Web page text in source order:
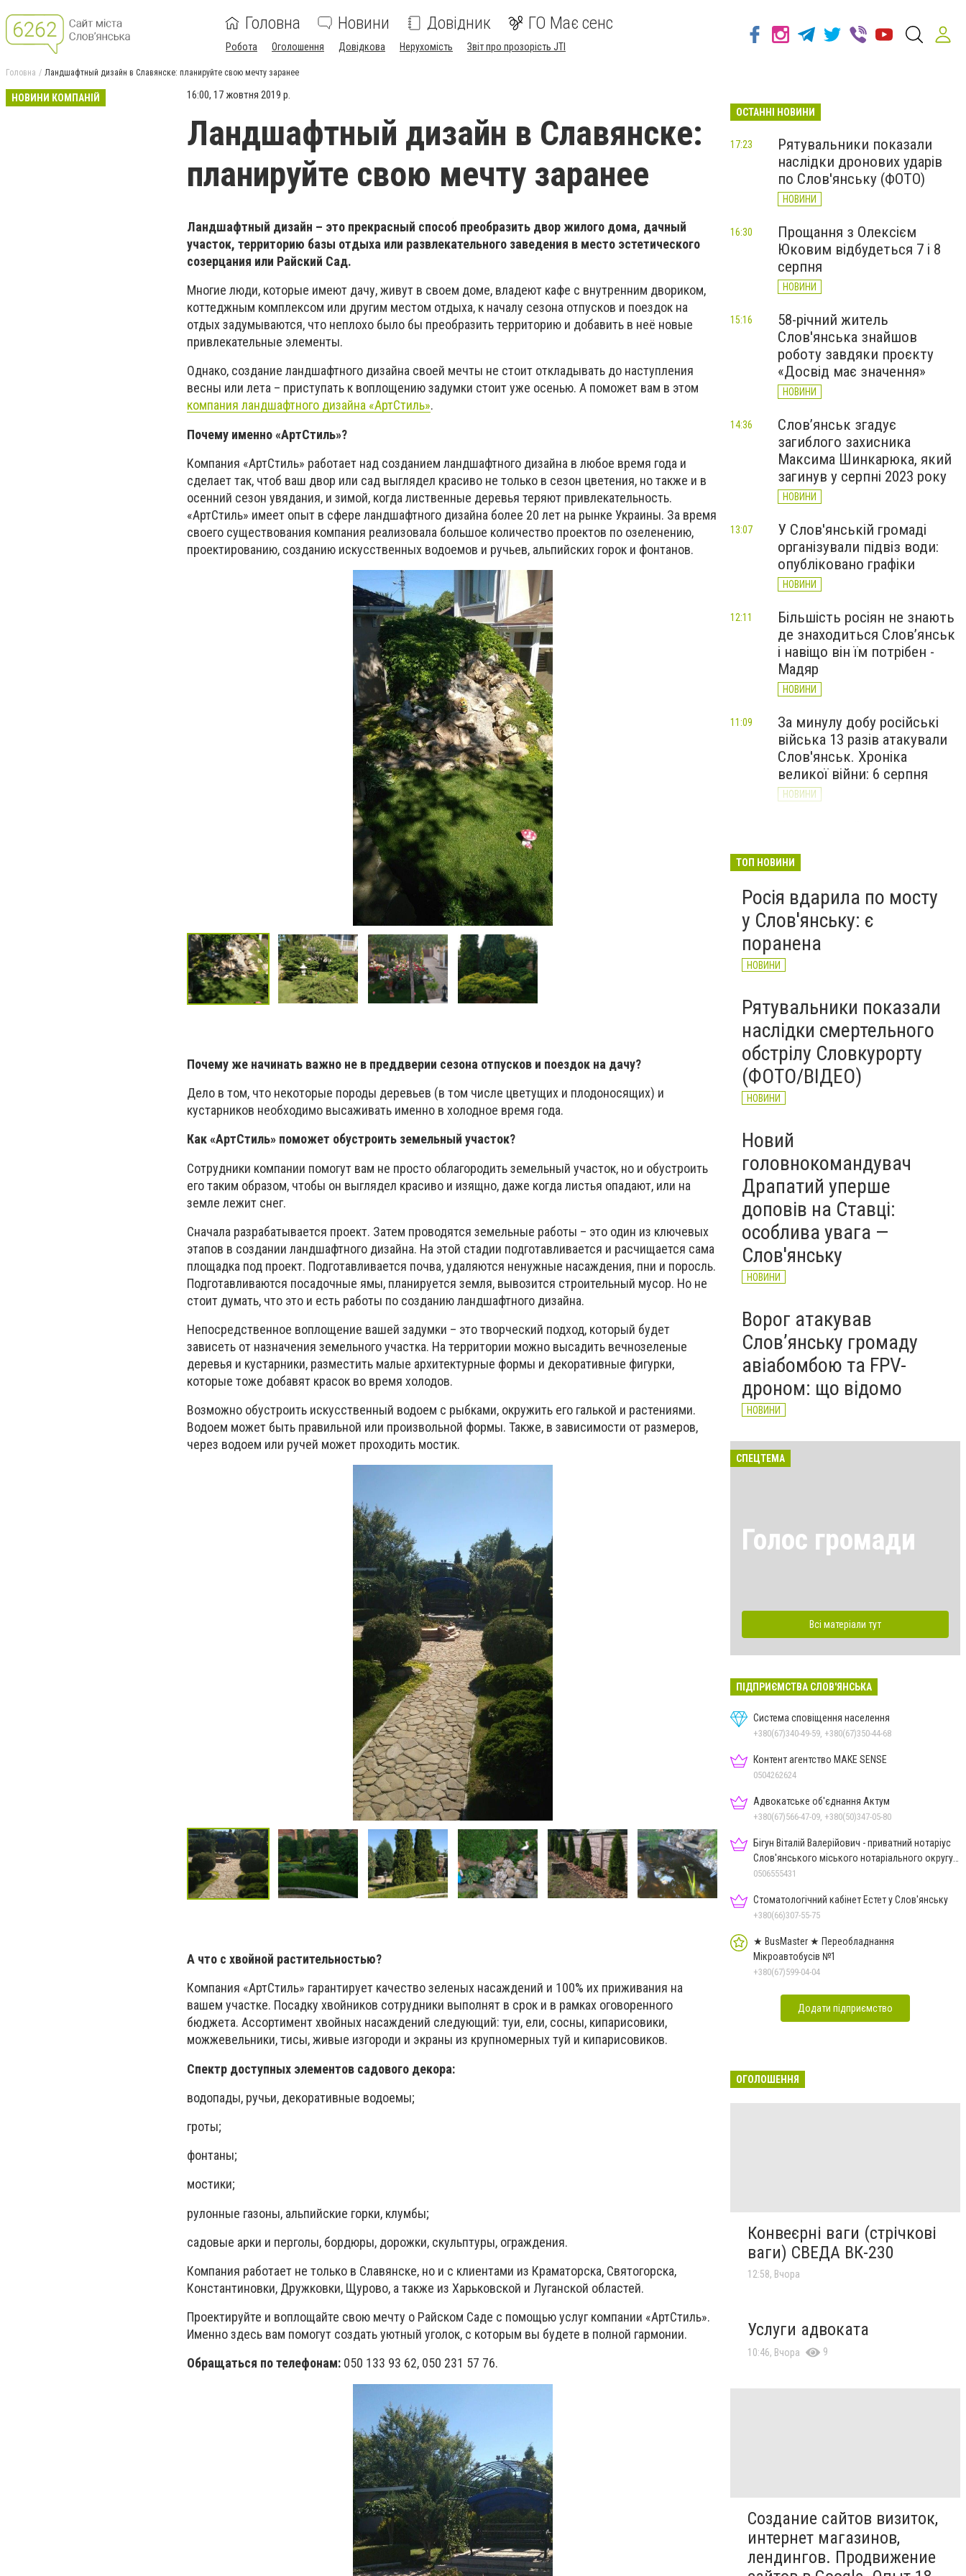
Головна Новини Довідник ГО Має сенс
Робота Оголошення Довідкова Нерухомість Звіт про прозорість JTI
Головна Ландшафтный дизайн в Славянске: планируйте свою мечту заранее
НОВИНИ КОМПАНІЙ 16:00, 17 жовтня 2019 р.
Ландшафтный дизайн в Славянске:
планируйте свою мечту заранее
Ландшафтный дизайн – это прекрасный способ преобразить двор жилого дома, дачный
участок, территорию базы отдыха или развлекательного заведения в место эстетического
созерцания или Райский Сад.
Многие люди, которые имеют дачу, живут в своем доме, владеют кафе с внутренним двориком,
коттеджным комплексом или другим местом отдыха, к началу сезона отпусков и поездок на
отдых задумываются, что неплохо было бы преобразить территорию и добавить в неё новые
привлекательные элементы.
Однако, создание ландшафтного дизайна своей мечты не стоит откладывать до наступления
весны или лета – приступать к воплощению задумки стоит уже осенью. А поможет вам в этом
компания ландшафтного дизайна «АртСтиль».
Почему именно «АртСтиль»?
Компания «АртСтиль» работает над созданием ландшафтного дизайна в любое время года и
сделает так, чтоб ваш двор или сад выглядел красиво не только в сезон цветения, но также и в
осенний сезон увядания, и зимой, когда лиственные деревья теряют привлекательность.
«АртСтиль» имеет опыт в сфере ландшафтного дизайна более 20 лет на рынке Украины. За время
своего существования компания реализовала большое количество проектов по озеленению,
проектированию, созданию искусственных водоемов и ручьев, альпийских горок и фонтанов.
Почему же начинать важно не в преддверии сезона отпусков и поездок на дачу?
Дело в том, что некоторые породы деревьев (в том числе цветущих и плодоносящих) и
кустарников необходимо высаживать именно в холодное время года.
Как «АртСтиль» поможет обустроить земельный участок?
Сотрудники компании помогут вам не просто облагородить земельный участок, но и обустроить
его таким образом, чтобы он выглядел красиво и изящно, даже когда листья опадают, или на
земле лежит снег.
Сначала разрабатывается проект. Затем проводятся земельные работы – это один из ключевых
этапов в создании ландшафтного дизайна. На этой стадии подготавливается и расчищается сама
площадка под проект. Подготавливается почва, удаляются ненужные насаждения, пни и поросль.
Подготавливаются посадочные ямы, планируется земля, вывозится строительный мусор. Но не
стоит думать, что это и есть работы по созданию ландшафтного дизайна.
Непосредственное воплощение вашей задумки – это творческий подход, который будет
зависеть от назначения земельного участка. На территории можно высадить вечнозеленые
деревья и кустарники, разместить малые архитектурные формы и декоративные фигурки,
которые тоже добавят красок во время холодов.
Возможно обустроить искусственный водоем с рыбками, окружить его галькой и растениями.
Водоем может быть правильной или произвольной формы. Также, в зависимости от размеров,
через водоем или ручей может проходить мостик.
А что с хвойной растительностью?
Компания «АртСтиль» гарантирует качество зеленых насаждений и 100% их приживания на
вашем участке. Посадку хвойников сотрудники выполнят в срок и в рамках оговоренного
бюджета. Ассортимент хвойных насаждений следующий: туи, ели, сосны, кипарисовики,
можжевельники, тисы, живые изгороди и экраны из крупномерных туй и кипарисовиков.
Спектр доступных элементов садового декора:
водопады, ручьи, декоративные водоемы;
гроты;
фонтаны;
мостики;
рулонные газоны, альпийские горки, клумбы;
садовые арки и перголы, бордюры, дорожки, скульптуры, ограждения.
Компания работает не только в Славянске, но и с клиентами из Краматорска, Святогорска,
Константиновки, Дружковки, Щурово, а также из Харьковской и Луганской областей.
Проектируйте и воплощайте свою мечту о Райском Саде с помощью услуг компании «АртСтиль».
Именно здесь вам помогут создать уютный уголок, с которым вы будете в полной гармонии.
Обращаться по телефонам: 050 133 93 62, 050 231 57 76.
ОСТАННІ НОВИНИ
Рятувальники показали
наслідки дронових ударів
по Слов'янську (ФОТО)
НОВИНИ
17:23
Прощання з Олексієм
Юковим відбудеться 7 і 8
серпня
НОВИНИ
16:30
58-річний житель
Слов'янська знайшов
роботу завдяки проєкту
«Досвід має значення»
НОВИНИ
15:16
Слов’янськ згадує
загиблого захисника
Максима Шинкарюка, який
загинув у серпні 2023 року
НОВИНИ
14:36
У Слов'янській громаді
організували підвіз води:
опубліковано графіки
НОВИНИ
13:07
Більшість росіян не знають
де знаходиться Слов’янськ
і навіщо він їм потрібен -
Мадяр
НОВИНИ
12:11
За минулу добу російські
війська 13 разів атакували
Слов'янськ. Хроніка
великої війни: 6 серпня
НОВИНИ
11:09
Донецькоблгаз припиняє
районів
НОВИНИ
ТОП НОВИНИ
Росія вдарила по мосту
у Слов'янську: є
поранена
НОВИНИ
Рятувальники показали
наслідки смертельного
обстрілу Словкурорту
(ФОТО/ВІДЕО)
НОВИНИ
Новий
головнокомандувач
Драпатий уперше
доповів на Ставці:
особлива увага —
Слов'янську
НОВИНИ
Ворог атакував
Слов’янську громаду
авіабомбою та FPV-
дроном: що відомо
НОВИНИ
СПЕЦТЕМА
Голос громади
Всі матеріали тут
ПІДПРИЄМСТВА СЛОВ'ЯНСЬКА
Система сповіщення населення
+380(67)340-49-59, +380(67)350-44-68
Контент агентство MAKE SENSE
0504262624
Адвокатське об'єднання Актум
+380(67)566-47-09, +380(50)347-05-80
Бігун Віталій Валерійович - приватний нотаріус
Слов'янського міського нотаріального округу
Дон.обл.
0506555431
Стоматологічний кабінет Естет у Слов'янську
+380(66)307-55-75
★ BusMaster ★ Переобладнання
Мікроавтобусів №1
+380(67)599-04-04
Додати підприємство
ОГОЛОШЕННЯ
Конвеєрні ваги (стрічкові
ваги) СВЕДА ВК-230
12:58, Вчора
Услуги адвоката
10:46, Вчора 9
Создание сайтов визиток,
интернет магазинов,
лендингов. Продвижение